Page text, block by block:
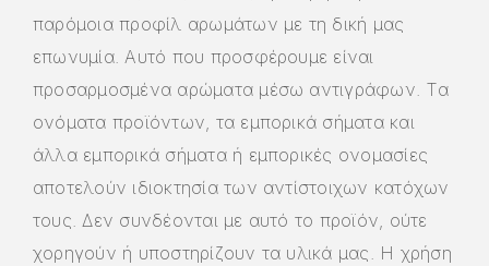
παρόμοια προφίλ αρωμάτων με τη δική μας
επωνυμία. Αυτό που προσφέρουμε είναι
προσαρμοσμένα αρώματα μέσω αντιγράφων. Τα
ονόματα προϊόντων, τα εμπορικά σήματα και
άλλα εμπορικά σήματα ή εμπορικές ονομασίες
αποτελούν ιδιοκτησία των αντίστοιχων κατόχων
τους. Δεν συνδέονται με αυτό το προϊόν, ούτε
χορηγούν ή υποστηρίζουν τα υλικά μας. Η χρήση